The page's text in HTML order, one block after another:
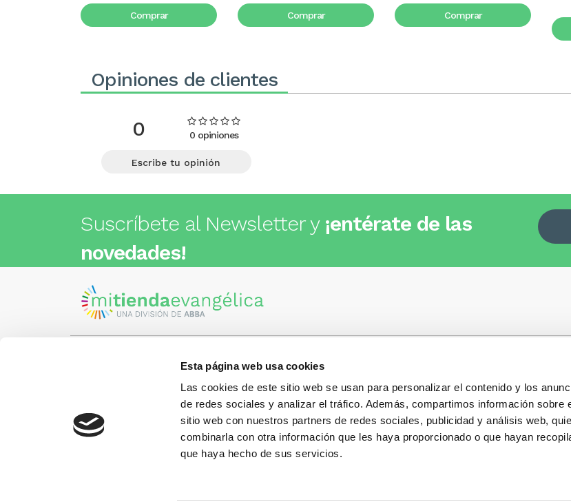
Esta página web usa cookies
Las cookies de este sitio web se usan para personalizar el contenido y los
de redes sociales y analizar el tráfico. Además, compartimos información sobre
sitio web con nuestros partners de redes sociales, publicidad y análisis web,
combinarla con otra información que les haya proporcionado o que hayan
que haya hecho de sus servicios.
Comprar
Comprar
Comprar
Opiniones de clientes
0 0 opiniones
Escribe tu opinión
Suscríbete al Newsletter y ¡entérate de las
novedades!
Visita nuestra tienda
Metro: ¿Cómo llegar?
• Encants (L2) - a 1 calle
• Glòries (L1) - a 3 calles
• Sagrada Familia (L2, L5) - a 6
+34 935 32 32 35
¿Tienes dudas, consultas o preguntas?
Llámanos y te contestaremos con mucho
gusto.
Política de
Política de
Condiciones
compra